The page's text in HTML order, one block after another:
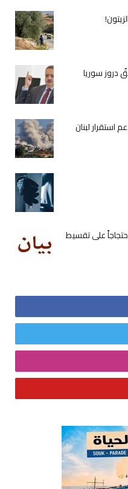
دروز سوريا
استقرار لبنان
على تقسيط